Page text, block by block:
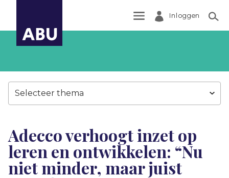
Inloggen
Selecteer thema
Adecco verhoogt inzet op
leren en ontwikkelen: “Nu
niet minder, maar juist